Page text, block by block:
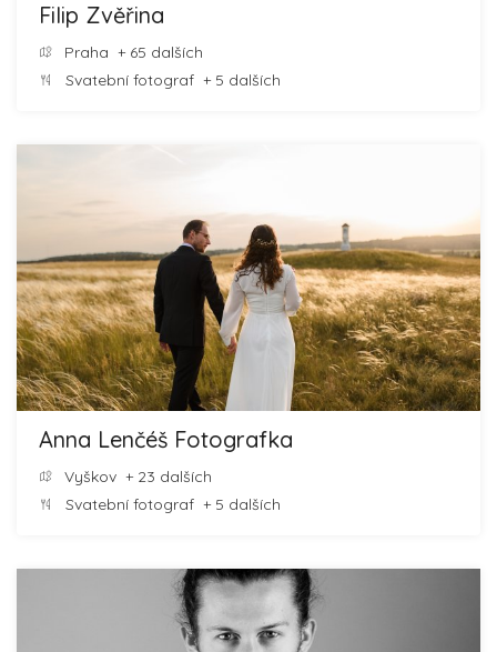
Filip Zvěřina
Praha + 65 dalších
Svatební fotograf + 5 dalších
Anna Lenčéš Fotografka
Vyškov + 23 dalších
Svatební fotograf + 5 dalších